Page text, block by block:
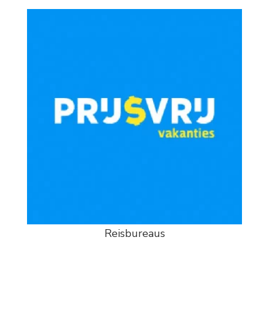
Reisbureaus